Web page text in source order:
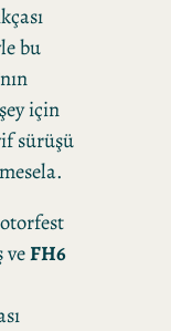
bu
için
sürüşü
veFH6